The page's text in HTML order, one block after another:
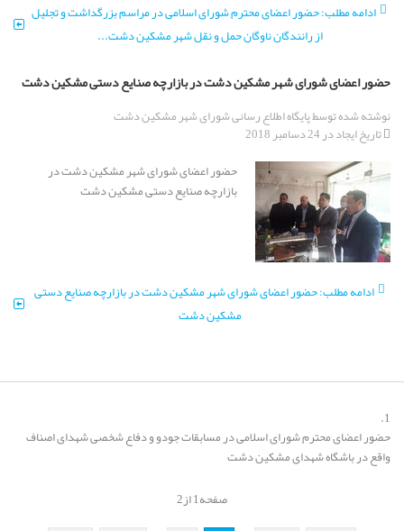
ادامه مطلب: حضور اعضای محترم شورای اسلامی در مراسم بزرگداشت و تجلیل
از رانندگان ناوگان حمل و نقل شهر مشکین دشت...
حضور اعضای شورای شهر مشکین دشت در بازارچه صنایع دستی مشکین دشت
نوشته شده توسطپایگاه اطلاع رسانی شورای شهر مشکین دشت
تاریخ ایجاد در 24 دسامبر 2018
حضور اعضای شورای شهر مشکین دشت در
بازارچه صنایع دستی مشکین دشت
ادامه مطلب: حضور اعضای شورای شهر مشکین دشت در بازارچه صنایع دستی
مشکین دشت
حضور اعضای محترم شورای اسلامی در مسابقات جودو و دفاع شخصی شهدای اصناف
واقع در باشگاه شهدای مشکین دشت
صفحه1 از2